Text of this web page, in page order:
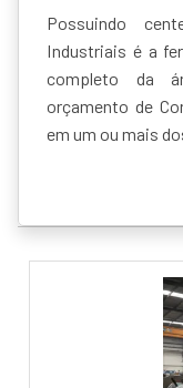
Possuindo
Industriais é a
completo da
orçamento de
em um ou mais